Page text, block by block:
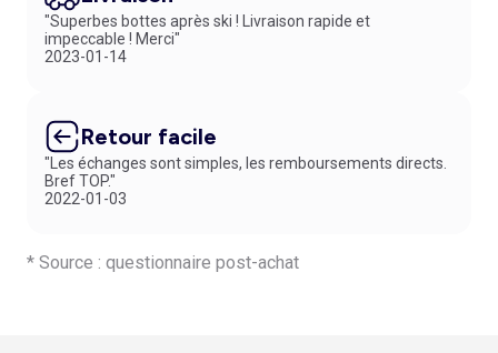
30 jours pour retourner vos articles directement en magasin. Simple,
rapide et totalement gratuit. Alors, pourquoi hésiter ? Explorez notre
sélection et laissez-vous tenter… Votre nouveau
"Superbes bottes après ski ! Livraison rapide et
impeccable ! Merci"
2023-01-14
Retour facile
"Les échanges sont simples, les remboursements directs.
Bref TOP."
2022-01-03
* Source : questionnaire post-achat